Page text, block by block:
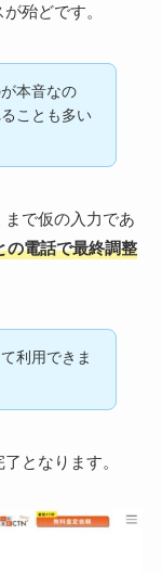
殆どです。
本音なの
ことも多い
で仮の入力であ
の電話で最終調整
利用できま
となります。